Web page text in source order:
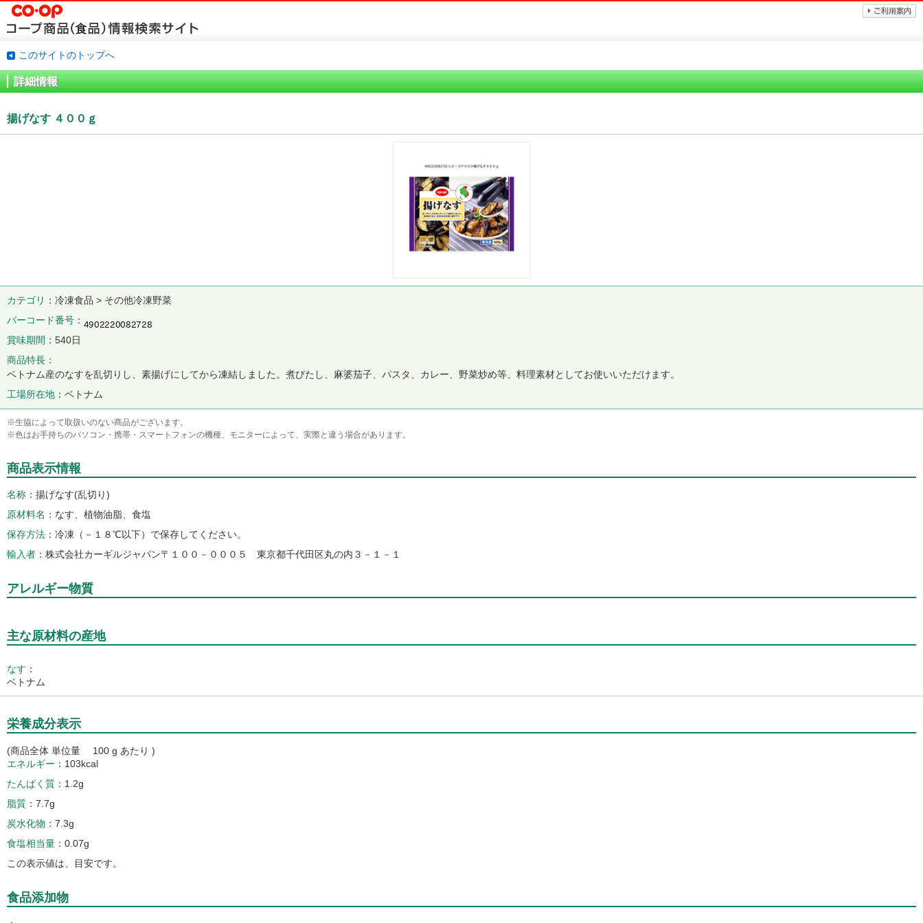
このサイトのトップへ
詳細情報
揚げなす ４００ｇ
カテゴリ
冷凍食品 > その他冷凍野菜
バーコード番号
賞味期間
540日
商品特長
ベトナム産のなすを乱切りし、素揚げにしてから凍結しました。煮びたし、麻婆茄子、パスタ、カレー、野菜炒め等、料理素材としてお使いいただけます。
工場所在地
ベトナム
※生協によって取扱いのない商品がございます。
※色はお手持ちのパソコン・携帯・スマートフォンの機種、モニターによって、実際と違う場合があります。
商品表示情報
名称
揚げなす(乱切り)
原材料名
なす、植物油脂、食塩
保存方法
冷凍（－１８℃以下）で保存してください。
輸入者
株式会社カーギルジャパン〒１００－０００５ 東京都千代田区丸の内３－１－１
アレルギー物質
主な原材料の産地
なす ：
ベトナム
栄養成分表示
(商品全体 単位量 100 g あたり )
エネルギー
103kcal
たんぱく質
1.2g
脂質
7.7g
炭水化物
7.3g
食塩相当量
0.07g
この表示値は、目安です。
食品添加物